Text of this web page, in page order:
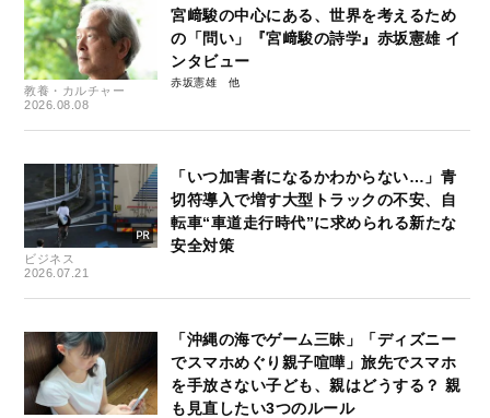
教養・カルチャー
2026.08.08
宮﨑駿の中心にある、世界を考えるため
の「問い」『宮﨑駿の詩学』赤坂憲雄 イ
ンタビュー
赤坂憲雄
ビジネス
2026.07.21
「いつ加害者になるかわからない…」青
切符導入で増す大型トラックの不安、自
転車“車道走行時代”に求められる新たな
安全対策
「沖縄の海でゲーム三昧」「ディズニー
でスマホめぐり親子喧嘩」旅先でスマホ
を手放さない子ども、親はどうする？ 親
も見直したい3つのルール